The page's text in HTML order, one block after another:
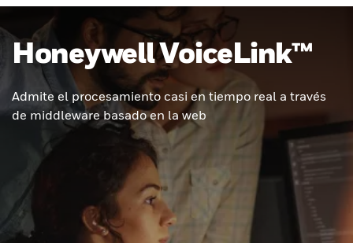
Honeywell VoiceLink™
Admite el procesamiento casi en tiempo real a través
de middleware basado en la web